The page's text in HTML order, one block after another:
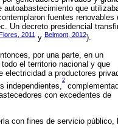
que
fuentes renovables
Un decreto presidencial
2011 y Belmont, 2012).
por una parte, en un
el territorio nacional y que
a productores
independientes,
2
con excedentes de
con fines de servicio público,